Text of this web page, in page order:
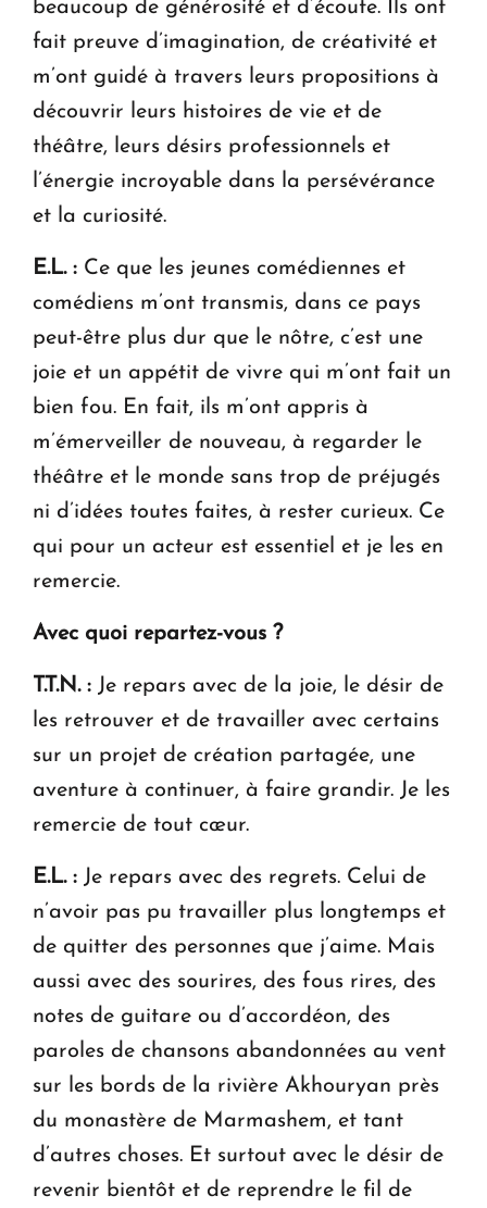
beaucoup de générosité et d’écoute. Ils ont
fait preuve d’imagination, de créativité et
m’ont guidé à travers leurs propositions à
découvrir leurs histoires de vie et de
théâtre, leurs désirs professionnels et
l’énergie incroyable dans la persévérance
et la curiosité.
E.L. : Ce que les jeunes comédiennes et
comédiens m’ont transmis, dans ce pays
peut-être plus dur que le nôtre, c’est une
joie et un appétit de vivre qui m’ont fait un
bien fou. En fait, ils m’ont appris à
m’émerveiller de nouveau, à regarder le
théâtre et le monde sans trop de préjugés
ni d’idées toutes faites, à rester curieux. Ce
qui pour un acteur est essentiel et je les en
remercie.
Avec quoi repartez-vous ?
T.T.N. : Je repars avec de la joie, le désir de
les retrouver et de travailler avec certains
sur un projet de création partagée, une
aventure à continuer, à faire grandir. Je les
remercie de tout cœur.
E.L. : Je repars avec des regrets. Celui de
n’avoir pas pu travailler plus longtemps et
de quitter des personnes que j’aime. Mais
aussi avec des sourires, des fous rires, des
notes de guitare ou d’accordéon, des
paroles de chansons abandonnées au vent
sur les bords de la rivière Akhouryan près
du monastère de Marmashem, et tant
d’autres choses. Et surtout avec le désir de
revenir bientôt et de reprendre le fil de